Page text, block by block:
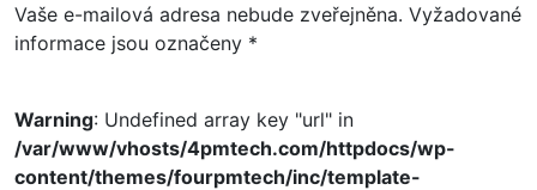
Vaše e-mailová adresa nebude zveřejněna. Vyžadované
informace jsou označeny *
Warning: Undefined array key "url" in
/var/www/vhosts/4pmtech.com/httpdocs/wp-
content/themes/fourpmtech/inc/template-